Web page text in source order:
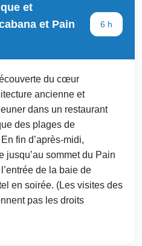
et
et Pain
6 h
du cœur
ancienne et
dans un restaurant
des plages de
fin d’après-midi,
jusqu’au sommet du Pain
de la baie de
en soirée. (Les visites des
pas les droits